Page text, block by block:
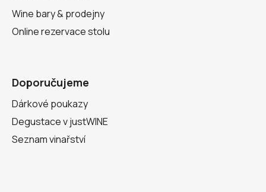
Wine bary & prodejny
Online rezervace stolu
Doporučujeme
Dárkové poukazy
Degustace v justWINE
Seznam vinařství